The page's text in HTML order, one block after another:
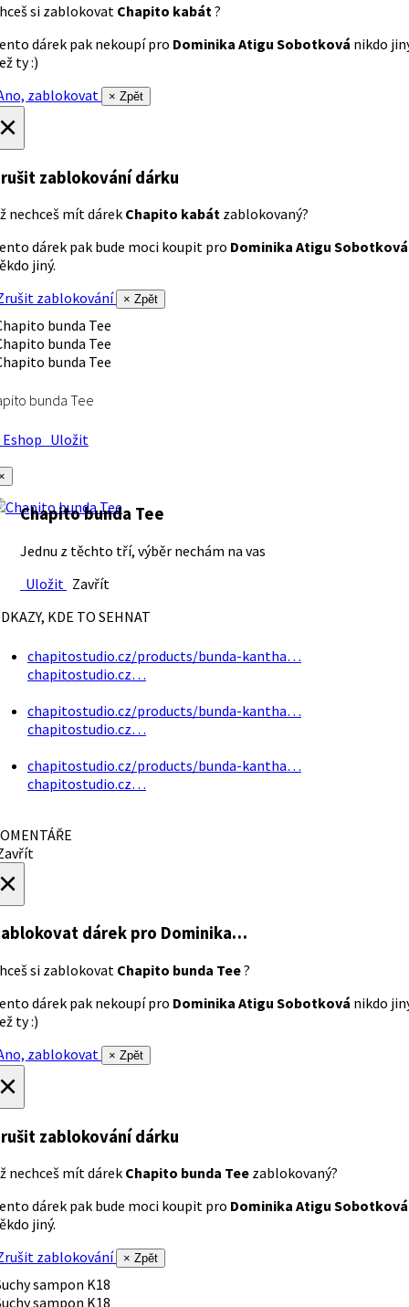
si zablokovat Chapito kabát ?
dárek pak nekoupí pro Dominika Atigu Sobotková nikdo
ty :)
zablokovat
× Zpět
zablokování dárku
nechceš mít dárek Chapito kabát zablokovaný?
dárek pak bude moci koupit pro Dominika Atigu Sobotková
jiný.
zablokování
× Zpět
bunda Tee
Uložit
Chapito bunda Tee
Jednu z těchto tří, výběr nechám na vas
Uložit Zavřít
KDE TO SEHNAT
chapitostudio.cz/products/bunda-kantha…
chapitostudio.cz…
chapitostudio.cz/products/bunda-kantha…
chapitostudio.cz…
chapitostudio.cz/products/bunda-kantha…
chapitostudio.cz…
dárek pro Dominika…
si zablokovat Chapito bunda Tee?
dárek pak nekoupí pro Dominika Atigu Sobotková nikdo
ty :)
zablokovat
× Zpět
zablokování dárku
nechceš mít dárek Chapito bunda Tee zablokovaný?
dárek pak bude moci koupit pro Dominika Atigu Sobotková
jiný.
zablokování
× Zpět